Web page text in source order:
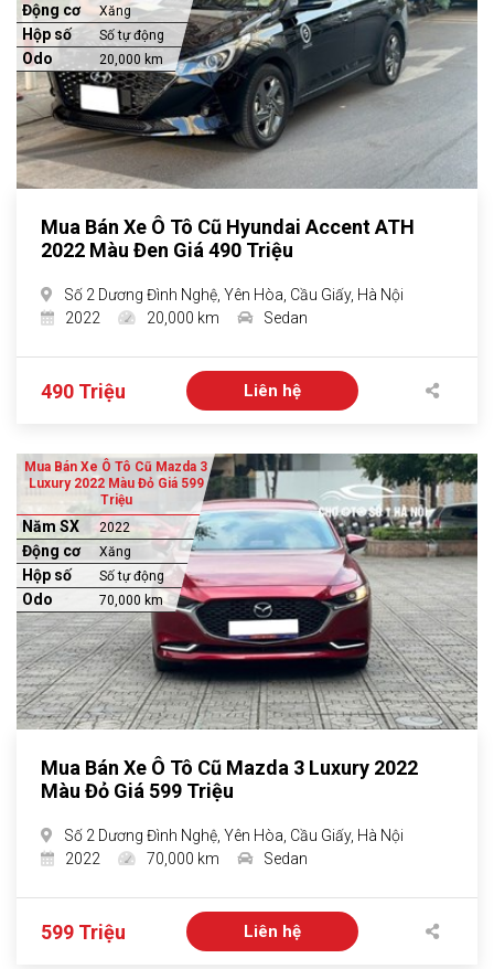
Động cơ Xăng
Hộp số Số tự động
Odo 20,000 km
Mua Bán Xe Ô Tô Cũ Hyundai Accent ATH
2022 Màu Đen Giá 490 Triệu
Số 2 Dương Đình Nghệ, Yên Hòa, Cầu Giấy, Hà Nội
2022
20,000 km Sedan
490 Triệu Liên hệ
Mua Bán Xe Ô Tô Cũ Mazda 3
Luxury 2022 Màu Đỏ Giá 599
Triệu
Năm SX 2022
Động cơ Xăng
Hộp số Số tự động
Odo 70,000 km
Mua Bán Xe Ô Tô Cũ Mazda 3 Luxury 2022
Màu Đỏ Giá 599 Triệu
Số 2 Dương Đình Nghệ, Yên Hòa, Cầu Giấy, Hà Nội
2022
70,000 km Sedan
599 Triệu Liên hệ